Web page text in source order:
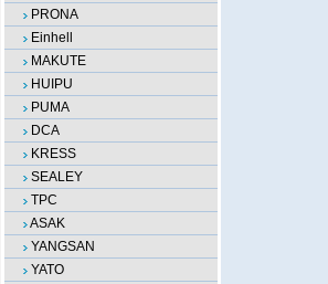
PRONA
Einhell
MAKUTE
HUIPU
PUMA
DCA
KRESS
SEALEY
TPC
ASAK
YANGSAN
YATO